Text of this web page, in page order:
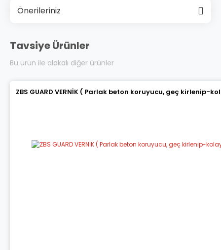
Önerileriniz
Tavsiye Ürünler
Bu ürün ile alakalı diğer ürünler
ZBS GUARD VERNİK ( Parlak beton koruyucu, geç kirlenip-